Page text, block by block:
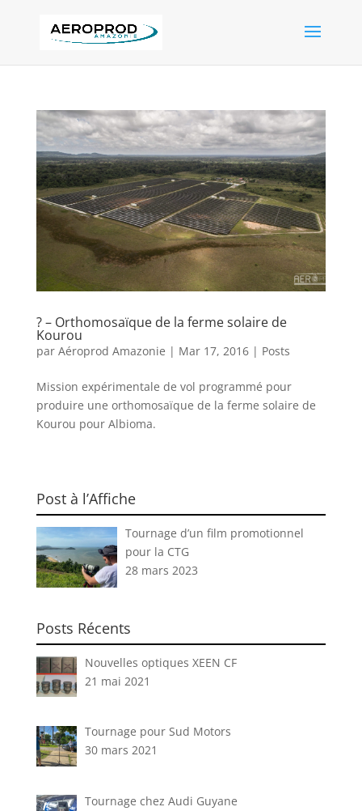
? – Orthomosaïque de la ferme solaire de
Kourou
par Aéroprod Amazonie | Mar 17, 2016| Posts
Mission expérimentale de vol programmé pour
produire une orthomosaïque de la ferme solaire de
Kourou pour Albioma.
Post à l’Affiche
Tournage d’un film promotionnel
pour la CTG
28 mars 2023
Posts Récents
Nouvelles optiques XEEN CF
21 mai 2021
Tournage pour Sud Motors
30 mars 2021
Tournage chez Audi Guyane